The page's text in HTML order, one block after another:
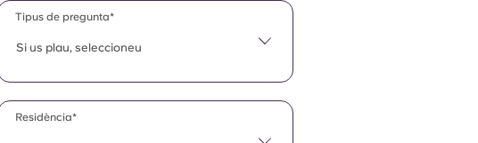
Poseu-vos en contacte
Si us plau, seleccioneu
Tipus de pregunta*
Residència*